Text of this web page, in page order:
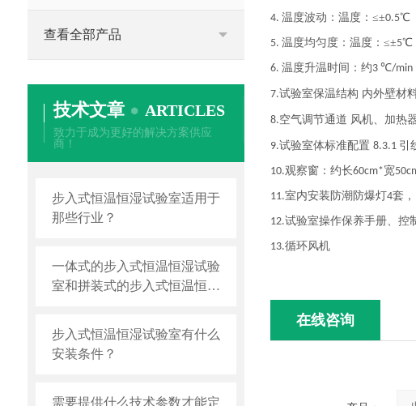
4. 温度波动：温度：≤±0.5℃
5. 温度均匀度：温度：≤±5℃
6. 温度升温时间：约3 ℃/min
7.试验室保温结构 内外壁材
8.空气调节通道 风机、加热
9.试验室体标准配置 8.3.1 引
10.观察窗：约长60cm*宽
11.室内安装防潮防爆灯4套
12.试验室操作保养手册、控
13.循环风机
在线咨询
查看全部产品
技术文章 ARTICLES
致力于成为更好的解决方案供应
商！
步入式恒温恒湿试验室适用于
那些行业？
一体式的步入式恒温恒湿试验
室和拼装式的步入式恒温恒湿
步入式恒温恒湿试验室有什么
安装条件？
需要提供什么技术参数才能定